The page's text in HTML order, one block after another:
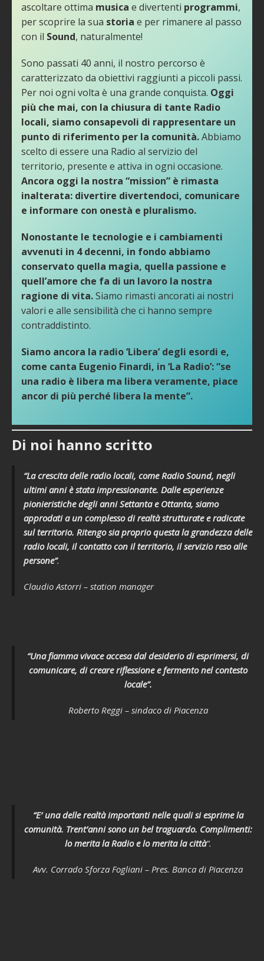
ascoltare ottima musica e divertenti programmi,
per scoprire la sua storia e per rimanere al passo
con il Sound, naturalmente!
Sono passati 40 anni, il nostro percorso è
caratterizzato da obiettivi raggiunti a piccoli passi.
Per noi ogni volta è una grande conquista. Oggi
più che mai, con la chiusura di tante Radio
locali, siamo consapevoli di rappresentare un
punto di riferimento per la comunità.Abbiamo
scelto di essere una Radio al servizio del
territorio, presente e attiva in ogni occasione.
Ancora oggi la nostra “mission” è rimasta
inalterata: divertire divertendoci, comunicare
e informare con onestà e pluralismo.
Nonostante le tecnologie e i cambiamenti
avvenuti in 4 decenni, in fondo abbiamo
conservato quella magia, quella passione e
quell’amore che fa di un lavoro la nostra
ragione di vita.Siamo rimasti ancorati ai nostri
valori e alle sensibilità che ci hanno sempre
contraddistinto.
Siamo ancora la radio ‘Libera’ degli esordi e,
come canta Eugenio Finardi, in ‘La Radio’: “se
una radio è libera ma libera veramente, piace
ancor di più perché libera la mente”.
Di noi hanno scritto
“La crescita delle radio locali, come Radio Sound, negli
ultimi anni è stata impressionante. Dalle esperienze
pionieristiche degli anni Settanta e Ottanta, siamo
approdati a un complesso di realtà strutturate e radicate
sul territorio. Ritengo sia proprio questa la grandezza delle
radio locali, il contatto con il territorio, il servizio reso alle
persone”.
Claudio Astorri – station manager
“Una fiamma vivace accesa dal desiderio di esprimersi, di
comunicare, di creare riflessione e fermento nel contesto
locale”.
Roberto Reggi – sindaco di Piacenza
“E’ una delle realtà importanti nelle quali si esprime la
comunità. Trent’anni sono un bel traguardo. Complimenti:
lo merita la Radio e lo merita la città”.
Avv. Corrado Sforza Fogliani – Pres. Banca di Piacenza